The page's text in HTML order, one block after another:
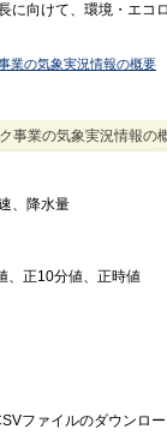
に向けて、環境・エ
業の気象実況情報の概要
事業の気象実況情報の
、降水量
、正10分値、正時値
ファイルのダウンロ